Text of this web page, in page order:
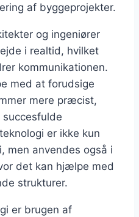
af byggeprojekter.
og ingeniører
i realtid, hvilket
kommunikationen.
med at forudsige
mere præcist,
er ikke kun
men anvendes også i
det kan hjælpe med
strukturer.
er brugen af